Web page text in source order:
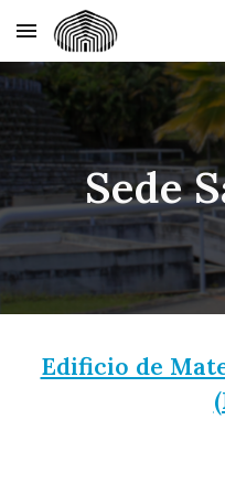
Skip to main content
Sede
Edificio de